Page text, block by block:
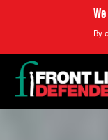
By
Back
to
top